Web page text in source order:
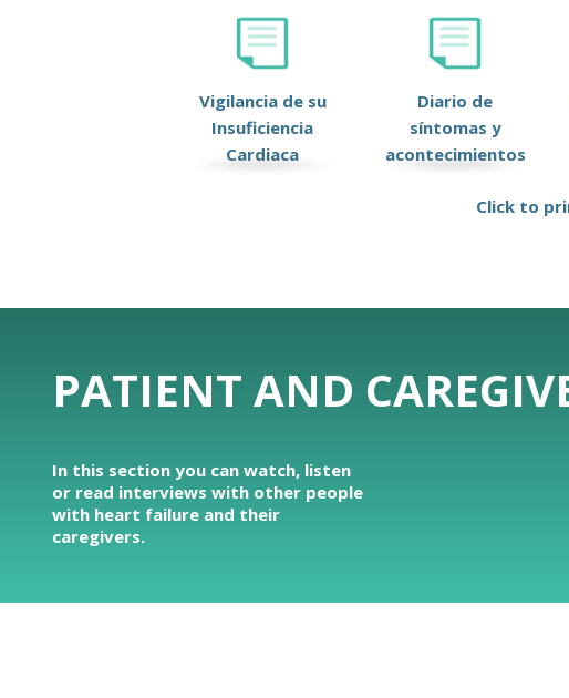
Vigilancia de su
Insuficiencia
Cardiaca
Diario de
síntomas y
acontecimientos
Click to
PATIENT AND
In this section you can watch, listen
or read interviews with other people
with heart failure and their
caregivers.